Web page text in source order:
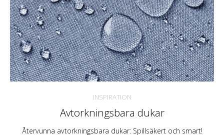
INSPIRATION
Avtorkningsbara dukar
Återvunna avtorkningsbara dukar: Spillsäkert och smart!